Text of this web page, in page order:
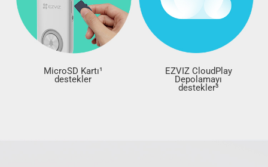
MicroSD Kartı¹
destekler
EZVIZ CloudPlay
Depolamayı
destekler³